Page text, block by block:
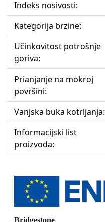
Indeks nosivosti:
Kategorija brzine:
Učinkovitost potrošnje
goriva:
Prianjanje na mokroj
površini:
Vanjska buka kotrljanja:
Informacijski list
proizvoda: